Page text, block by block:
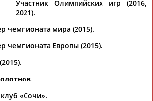
Акжана
Участник Олимпийских игр (2016,
2021).
чемпионата мира (2015).
чемпионата Европы (2015).
.
клуб «Сочи».